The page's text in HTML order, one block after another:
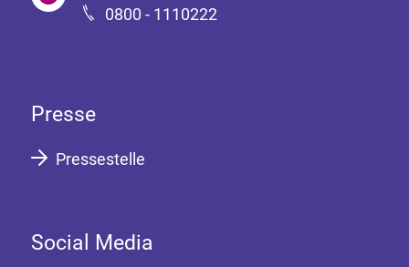
0800 - 1110222
Presse
Pressestelle
Social Media